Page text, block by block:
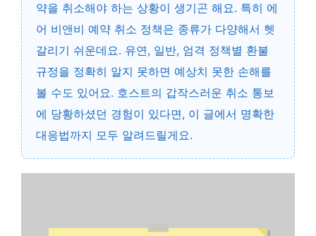
약을 취소해야 하는 상황이 생기곤 해요. 특히 에
어 비앤비 예약 취소 정책은 종류가 다양해서 헷
갈리기 쉬운데요. 유연, 일반, 엄격 정책별 환불
규정을 정확히 알지 못하면 예상치 못한 손해를
볼 수도 있어요. 호스트의 갑작스러운 취소 통보
에 당황하셨던 경험이 있다면, 이 글에서 명확한
대응법까지 모두 알려드릴게요.